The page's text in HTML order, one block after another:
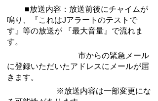
■放送内容：放送前後にチャイムが
鳴り、『これはJアラートのテストで
す』等の放送が 『最大音量』で流れま
す。
市からの緊急メール
に登録いただいたアドレスにメールが届
きます。
※放送内容は一部変更にな